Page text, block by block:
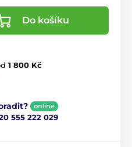
Do košíku
1 800 Kč
online
555 222 029